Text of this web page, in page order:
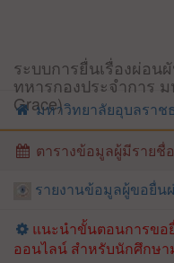
ระบบการยื่นเรื่องผ่อน
ทหารกองประจำการ
Grace)
มหาวิทยาลัยอุบลราช
ตารางข้อมูลผู้มีรายชื่
รายงานข้อมูลผู้ขอยื่น
แนะนำขั้นตอนการขอ
ออนไลน์ สำหรับนักศึกษ